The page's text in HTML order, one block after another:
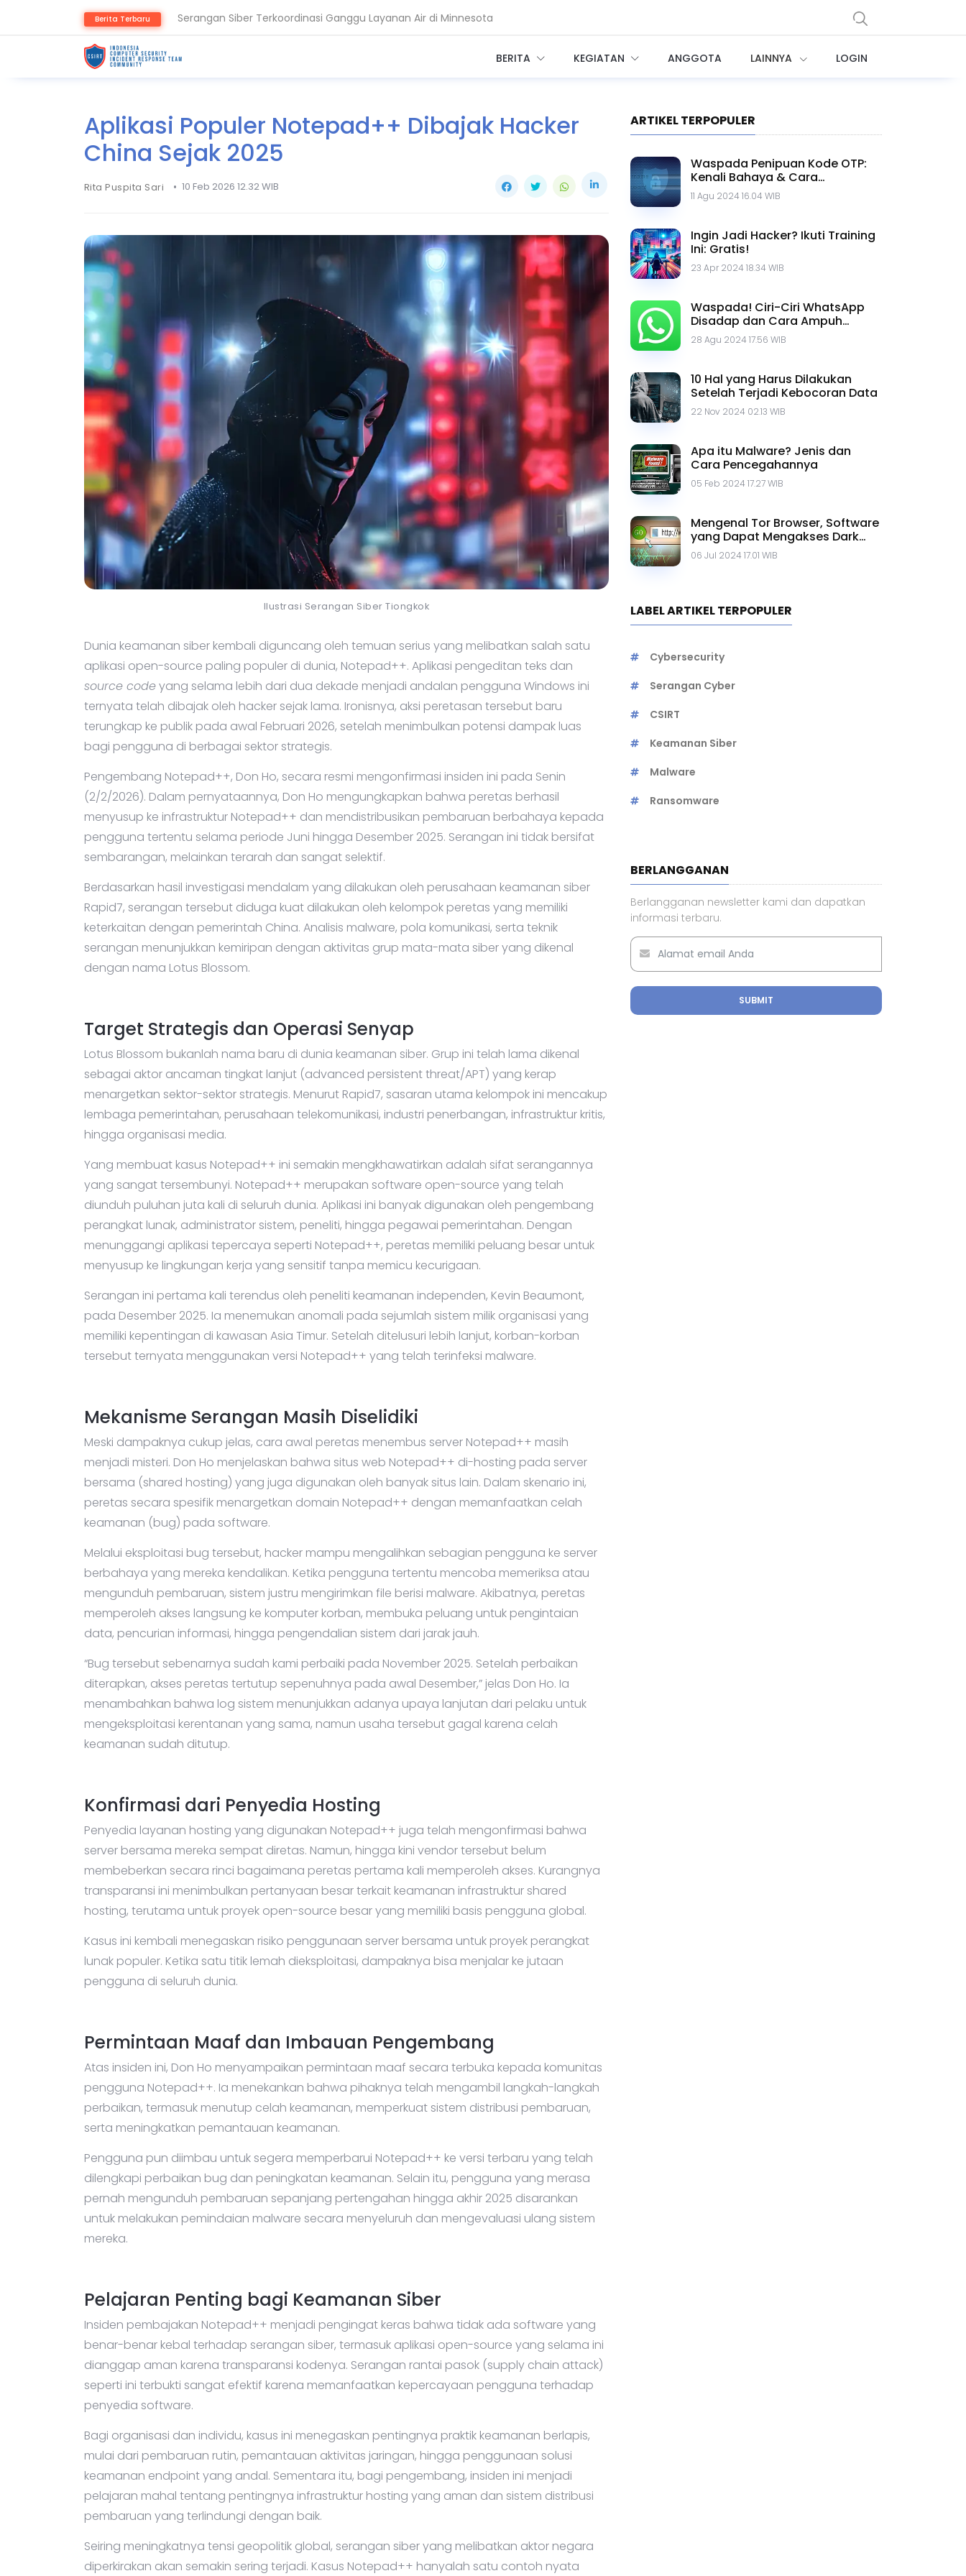
Berita Terbaru Serangan Siber Terkoordinasi Ganggu Layanan Air di Minnesota
Ransomware Meningkat, Pakar Telkom Minta Zero Trust DiperkuatBERITA KEGIATAN ANGGOTA LAINNYA LOGIN
Aplikasi Populer Notepad++ Dibajak Hacker
China Sejak 2025
Rita Puspita Sari • 10 Feb 2026 12.32 WIB
Ilustrasi Serangan Siber Tiongkok
Dunia keamanan siber kembali diguncang oleh temuan serius yang melibatkan salah satu
aplikasi open-source paling populer di dunia, Notepad++. Aplikasi pengeditan teks dan
source codeyang selama lebih dari dua dekade menjadi andalan pengguna Windows ini
ternyata telah dibajak oleh hacker sejak lama. Ironisnya, aksi peretasan tersebut baru
terungkap ke publik pada awal Februari 2026, setelah menimbulkan potensi dampak luas
bagi pengguna di berbagai sektor strategis.
Pengembang Notepad++, Don Ho, secara resmi mengonfirmasi insiden ini pada Senin
(2/2/2026). Dalam pernyataannya, Don Ho mengungkapkan bahwa peretas berhasil
menyusup ke infrastruktur Notepad++ dan mendistribusikan pembaruan berbahaya kepada
pengguna tertentu selama periode Juni hingga Desember 2025. Serangan ini tidak bersifat
sembarangan, melainkan terarah dan sangat selektif.
Berdasarkan hasil investigasi mendalam yang dilakukan oleh perusahaan keamanan siber
Rapid7, serangan tersebut diduga kuat dilakukan oleh kelompok peretas yang memiliki
keterkaitan dengan pemerintah China. Analisis malware, pola komunikasi, serta teknik
serangan menunjukkan kemiripan dengan aktivitas grup mata-mata siber yang dikenal
dengan nama Lotus Blossom.
Target Strategis dan Operasi Senyap
Lotus Blossom bukanlah nama baru di dunia keamanan siber. Grup ini telah lama dikenal
sebagai aktor ancaman tingkat lanjut (advanced persistent threat/APT) yang kerap
menargetkan sektor-sektor strategis. Menurut Rapid7, sasaran utama kelompok ini mencakup
lembaga pemerintahan, perusahaan telekomunikasi, industri penerbangan, infrastruktur kritis,
hingga organisasi media.
Yang membuat kasus Notepad++ ini semakin mengkhawatirkan adalah sifat serangannya
yang sangat tersembunyi. Notepad++ merupakan software open-source yang telah
diunduh puluhan juta kali di seluruh dunia. Aplikasi ini banyak digunakan oleh pengembang
perangkat lunak, administrator sistem, peneliti, hingga pegawai pemerintahan. Dengan
menunggangi aplikasi tepercaya seperti Notepad++, peretas memiliki peluang besar untuk
menyusup ke lingkungan kerja yang sensitif tanpa memicu kecurigaan.
Serangan ini pertama kali terendus oleh peneliti keamanan independen, Kevin Beaumont,
pada Desember 2025. Ia menemukan anomali pada sejumlah sistem milik organisasi yang
memiliki kepentingan di kawasan Asia Timur. Setelah ditelusuri lebih lanjut, korban-korban
tersebut ternyata menggunakan versi Notepad++ yang telah terinfeksi malware.
Mekanisme Serangan Masih Diselidiki
Meski dampaknya cukup jelas, cara awal peretas menembus server Notepad++ masih
menjadi misteri. Don Ho menjelaskan bahwa situs web Notepad++ di-hosting pada server
bersama (shared hosting) yang juga digunakan oleh banyak situs lain. Dalam skenario ini,
peretas secara spesifik menargetkan domain Notepad++ dengan memanfaatkan celah
keamanan (bug) pada software.
Melalui eksploitasi bug tersebut, hacker mampu mengalihkan sebagian pengguna ke server
berbahaya yang mereka kendalikan. Ketika pengguna tertentu mencoba memeriksa atau
mengunduh pembaruan, sistem justru mengirimkan file berisi malware. Akibatnya, peretas
memperoleh akses langsung ke komputer korban, membuka peluang untuk pengintaian
data, pencurian informasi, hingga pengendalian sistem dari jarak jauh.
“Bug tersebut sebenarnya sudah kami perbaiki pada November 2025. Setelah perbaikan
diterapkan, akses peretas tertutup sepenuhnya pada awal Desember,” jelas Don Ho. Ia
menambahkan bahwa log sistem menunjukkan adanya upaya lanjutan dari pelaku untuk
mengeksploitasi kerentanan yang sama, namun usaha tersebut gagal karena celah
keamanan sudah ditutup.
Konfirmasi dari Penyedia Hosting
Penyedia layanan hosting yang digunakan Notepad++ juga telah mengonfirmasi bahwa
server bersama mereka sempat diretas. Namun, hingga kini vendor tersebut belum
membeberkan secara rinci bagaimana peretas pertama kali memperoleh akses. Kurangnya
transparansi ini menimbulkan pertanyaan besar terkait keamanan infrastruktur shared
hosting, terutama untuk proyek open-source besar yang memiliki basis pengguna global.
Kasus ini kembali menegaskan risiko penggunaan server bersama untuk proyek perangkat
lunak populer. Ketika satu titik lemah dieksploitasi, dampaknya bisa menjalar ke jutaan
pengguna di seluruh dunia.
Permintaan Maaf dan Imbauan Pengembang
Atas insiden ini, Don Ho menyampaikan permintaan maaf secara terbuka kepada komunitas
pengguna Notepad++. Ia menekankan bahwa pihaknya telah mengambil langkah-langkah
perbaikan, termasuk menutup celah keamanan, memperkuat sistem distribusi pembaruan,
serta meningkatkan pemantauan keamanan.
Pengguna pun diimbau untuk segera memperbarui Notepad++ ke versi terbaru yang telah
dilengkapi perbaikan bug dan peningkatan keamanan. Selain itu, pengguna yang merasa
pernah mengunduh pembaruan sepanjang pertengahan hingga akhir 2025 disarankan
untuk melakukan pemindaian malware secara menyeluruh dan mengevaluasi ulang sistem
mereka.
Pelajaran Penting bagi Keamanan Siber
Insiden pembajakan Notepad++ menjadi pengingat keras bahwa tidak ada software yang
benar-benar kebal terhadap serangan siber, termasuk aplikasi open-source yang selama ini
dianggap aman karena transparansi kodenya. Serangan rantai pasok (supply chain attack)
seperti ini terbukti sangat efektif karena memanfaatkan kepercayaan pengguna terhadap
penyedia software.
Bagi organisasi dan individu, kasus ini menegaskan pentingnya praktik keamanan berlapis,
mulai dari pembaruan rutin, pemantauan aktivitas jaringan, hingga penggunaan solusi
keamanan endpoint yang andal. Sementara itu, bagi pengembang, insiden ini menjadi
pelajaran mahal tentang pentingnya infrastruktur hosting yang aman dan sistem distribusi
pembaruan yang terlindungi dengan baik.
Seiring meningkatnya tensi geopolitik global, serangan siber yang melibatkan aktor negara
diperkirakan akan semakin sering terjadi. Kasus Notepad++ hanyalah satu contoh nyata
ARTIKEL TERPOPULER
Waspada Penipuan Kode OTP:
Kenali Bahaya & Cara
Menghindarinya
11 Agu 2024 16.04 WIB
Ingin Jadi Hacker? Ikuti Training
Ini: Gratis!
23 Apr 2024 18.34 WIB
Waspada! Ciri-Ciri WhatsApp
Disadap dan Cara Ampuh
Mengatasinya
28 Agu 2024 17.56 WIB
10 Hal yang Harus Dilakukan
Setelah Terjadi Kebocoran Data
22 Nov 2024 02.13 WIB
Apa itu Malware? Jenis dan
Cara Pencegahannya
05 Feb 2024 17.27 WIB
Mengenal Tor Browser, Software
yang Dapat Mengakses Dark
Web
06 Jul 2024 17.01 WIB
LABEL ARTIKEL TERPOPULER
Cybersecurity
Serangan Cyber
CSIRT
Keamanan Siber
Malware
Ransomware
BERLANGGANAN
Berlangganan newsletter kami dan dapatkan
informasi terbaru.
SUBMIT